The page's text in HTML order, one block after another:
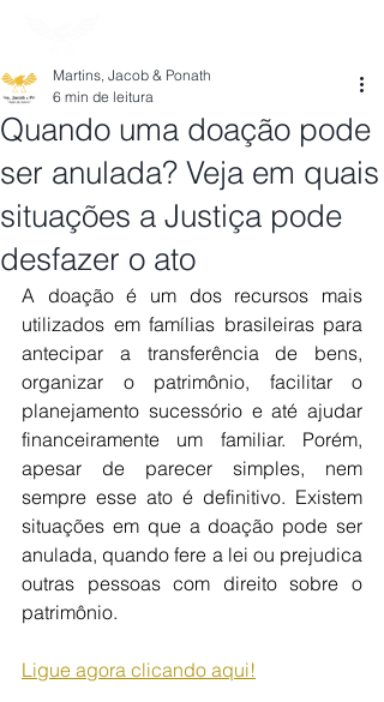
Quando uma doação pode
ser anulada? Veja em quais
situações a Justiça pode
desfazer o ato
Martins, Jacob & Ponath
6 min de leitura
A doação é um dos recursos mais
utilizados em famílias brasileiras para
antecipar a transferência de bens,
organizar o patrimônio, facilitar o
planejamento sucessório e até ajudar
financeiramente um familiar. Porém,
apesar de parecer simples, nem
sempre esse ato é definitivo. Existem
situações em que a doação pode ser
anulada, quando fere a lei ou prejudica
outras pessoas com direito sobre o
patrimônio.
Ligue agora clicando aqui!